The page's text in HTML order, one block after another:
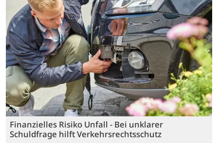
Finanzielles Risiko Unfall - Bei unklarer
Schuldfrage hilft Verkehrsrechtsschutz